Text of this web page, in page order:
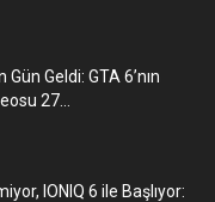
Geldi: GTA 6’nın
27...
IONIQ 6 ile Başlıyor: